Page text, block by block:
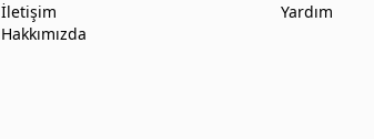
İletişim
Hakkımızda
Yardım